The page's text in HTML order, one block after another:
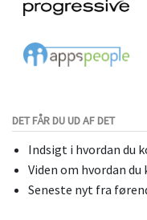
DET FÅR DU UD AF DET
Indsigt i hvordan du
Viden om hvordan
Seneste nyt fra